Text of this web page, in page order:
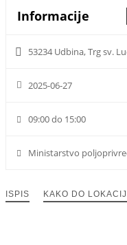
Informacije
53234 Udbina, Trg sv.
2025-06-27
09:00 do 15:00
Ministarstvo
ISPIS KAKO DO